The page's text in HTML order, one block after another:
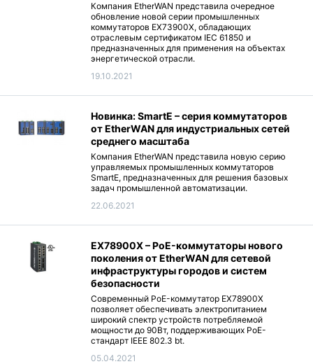
Компания EtherWAN представила очередное
обновление новой серии промышленных
коммутаторов EX73900X, обладающих
отраслевым сертификатом IEC 61850 и
предназначенных для применения на объектах
энергетической отрасли.
19.10.2021
Новинка: SmartE – серия коммутаторов
от EtherWAN для индустриальных сетей
среднего масштаба
Компания EtherWAN представила новую серию
управляемых промышленных коммутаторов
SmartE, предназначенных для решения базовых
задач промышленной автоматизации.
22.06.2021
EX78900X – PoE-коммутаторы нового
поколения от EtherWAN для сетевой
инфраструктуры городов и систем
безопасности
Современный PoE-коммутатор EX78900X
позволяет обеспечивать электропитанием
широкий спектр устройств потребляемой
мощности до 90Вт, поддерживающих PoE-
стандарт IEEE 802.3 bt.
05.04.2021